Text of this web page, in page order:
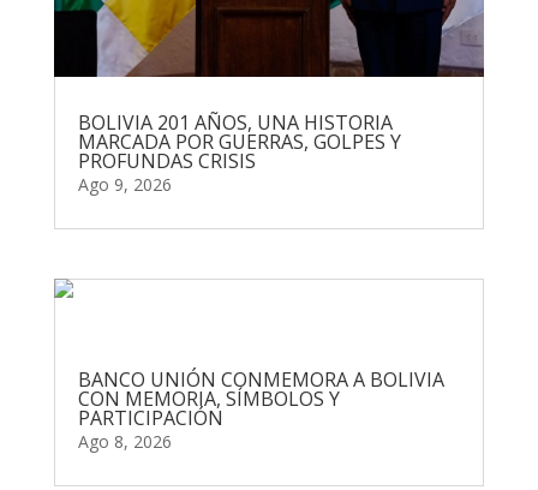
BOLIVIA 201 AÑOS, UNA HISTORIA
MARCADA POR GUERRAS, GOLPES Y
PROFUNDAS CRISIS
Ago 9, 2026
BANCO UNIÓN CONMEMORA A BOLIVIA
CON MEMORIA, SÍMBOLOS Y
PARTICIPACIÓN
Ago 8, 2026